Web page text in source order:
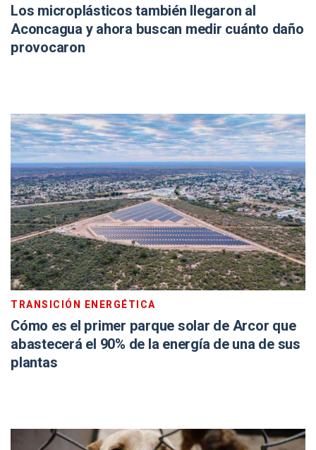
Los microplásticos también llegaron al
Aconcagua y ahora buscan medir cuánto daño
provocaron
TRANSICIÓN ENERGÉTICA
Cómo es el primer parque solar de Arcor que
abastecerá el 90% de la energía de una de sus
plantas